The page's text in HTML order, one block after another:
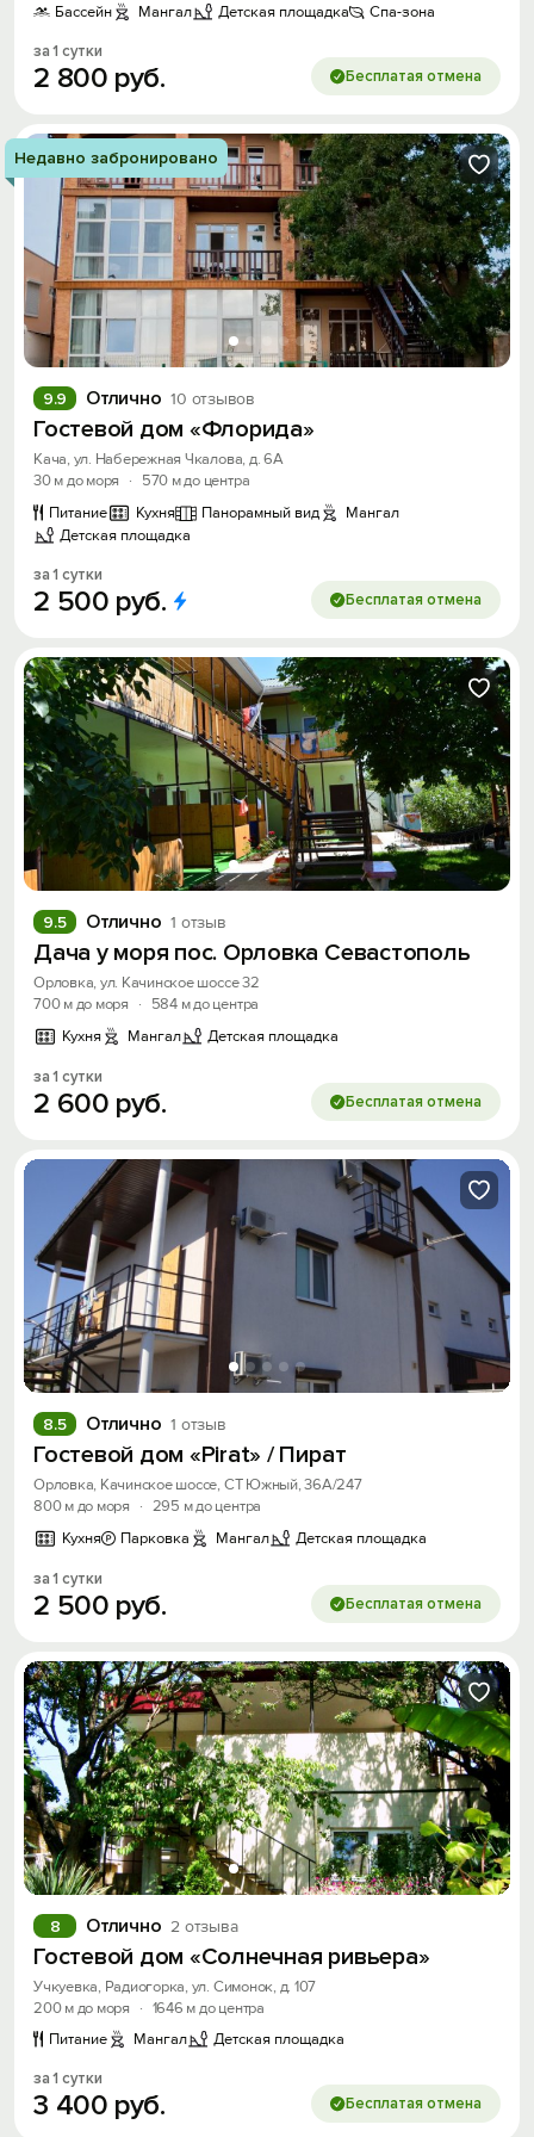
Бассейн Мангал Детская площадка Спа-зона
за 1 сутки
2 800 руб. Бесплатая отмена
Недавно забронировано
Отлично 10 отзывов
9.9
Гостевой дом «Флорида»
Кача, ул. Набережная Чкалова, д. 6А
30 м до моря
·
570 м до центра
Питание
Кухня Панорамный вид
Мангал
Детская площадка
за 1 сутки
2 500 руб. Бесплатая отмена
Отлично 1 отзыв
9.5
Дача у моря пос. Орловка Севастополь
Орловка, ул. Качинское шоссе 32
700 м до моря
·
584 м до центра
Кухня
Мангал Детская площадка
за 1 сутки
2 600 руб. Бесплатая отмена
Отлично 1 отзыв
8.5
Гостевой дом «Pirat» / Пират
Орловка, Качинское шоссе, СТ Южный, 36А/247
800 м до моря
· 295 м до центра
Кухня
Парковка Мангал Детская площадка
за 1 сутки
2 500 руб. Бесплатая отмена
Отлично 2 отзыва
8
Гостевой дом «Солнечная ривьера»
Учкуевка, Радиогорка, ул. Симонок, д. 107
200 м до моря
· 1646 м до центра
Питание
Мангал Детская площадка
за 1 сутки
3 400 руб. Бесплатая отмена